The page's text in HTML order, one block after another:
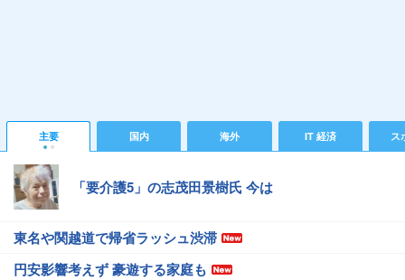
主要 国内 海外 IT 経済 ス
「要介護5」の志茂田景樹氏 今は
東名や関越道で帰省ラッシュ渋滞
円安影響考えず 豪遊する家庭も